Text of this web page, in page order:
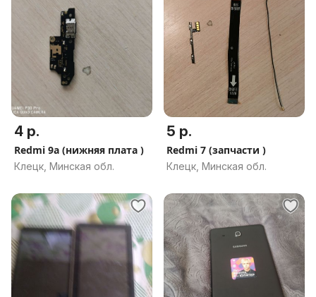
4 р.
Redmi 9a (нижняя плата )
Клецк, Минская обл.
5 р.
Redmi 7 (запчасти )
Клецк, Минская обл.